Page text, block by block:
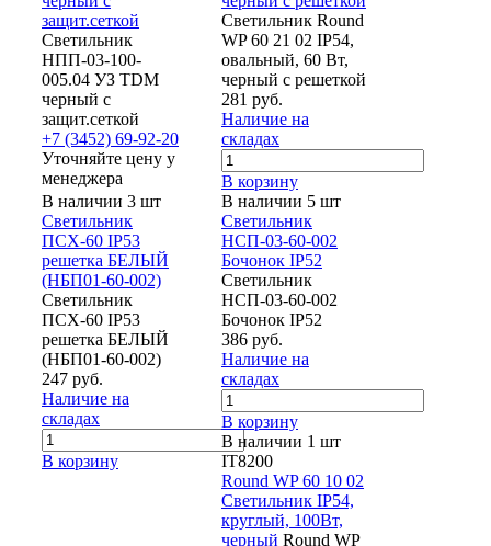
защит.сеткой
Светильник
НПП-03-100-
005.04 УЗ TDM
черный с
защит.сеткой
+7 (3452) 69-92-20
Уточняйте цену у
менеджера
Светильник Round
WP 60 21 02 IP54,
овальный, 60 Вт,
черный с решеткой
281 руб.
Наличие на
складах
В корзину
В наличии 3 шт
Светильник
ПСХ-60 IP53
решетка БЕЛЫЙ
(НБП01-60-002)
Светильник
ПСХ-60 IP53
решетка БЕЛЫЙ
(НБП01-60-002)
247 руб.
Наличие на
складах
В корзину
В наличии 5 шт
Светильник
НСП-03-60-002
Бочонок IP52
Светильник
НСП-03-60-002
Бочонок IP52
386 руб.
Наличие на
складах
В корзину
В наличии 1 шт
IT8200
Round WP 60 10 02
Светильник IP54,
круглый, 100Вт,
черный Round WP